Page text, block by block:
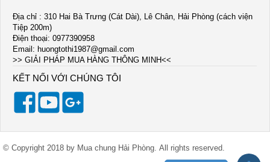
Địa chỉ : 310 Hai Bà Trưng (Cát Dài), Lê Chân, Hải Phòng (cách viện
Tiệp 200m)
Điện thoại: 0977390958
Email: huongtothi1987@gmail.com
>> GIẢI PHÁP MUA HÀNG THÔNG MINH<<
KẾT NỐI VỚI CHÚNG TÔI
© Copyright 2018 by Mua chung Hải Phòng. All rights reserved.